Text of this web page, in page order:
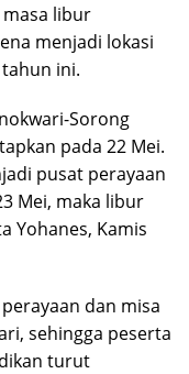
masa libur
menjadi lokasi
ini.
Sorong
pada 22 Mei.
pusat perayaan
Mei, maka libur
Yohanes, Kamis
dan misa
sehingga peserta
turut